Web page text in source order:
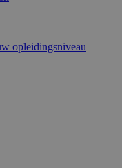
opleidingsniveau